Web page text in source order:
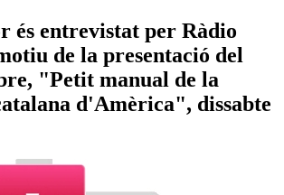
és entrevistat per Ràdio
de la presentació del
"Petit manual de la
d'Amèrica", dissabte